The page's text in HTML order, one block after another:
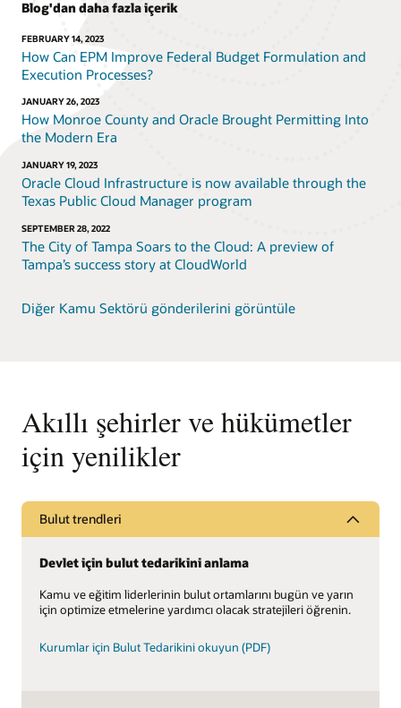
Blog'dan daha fazla içerik
FEBRUARY 14, 2023
How Can EPM Improve Federal Budget Formulation and
Execution Processes?
JANUARY 26, 2023
How Monroe County and Oracle Brought Permitting Into
the Modern Era
JANUARY 19, 2023
Oracle Cloud Infrastructure is now available through the
Texas Public Cloud Manager program
SEPTEMBER 28, 2022
The City of Tampa Soars to the Cloud: A preview of
Tampa’s success story at CloudWorld
Diğer Kamu Sektörü gönderilerini görüntüle
Akıllı şehirler ve hükümetler
için yenilikler
Bulut trendleri
Devlet için bulut tedarikini anlama
Kamu ve eğitim liderlerinin bulut ortamlarını bugün ve yarın
için optimize etmelerine yardımcı olacak stratejileri öğrenin.
Kurumlar için Bulut Tedarikini okuyun (PDF)